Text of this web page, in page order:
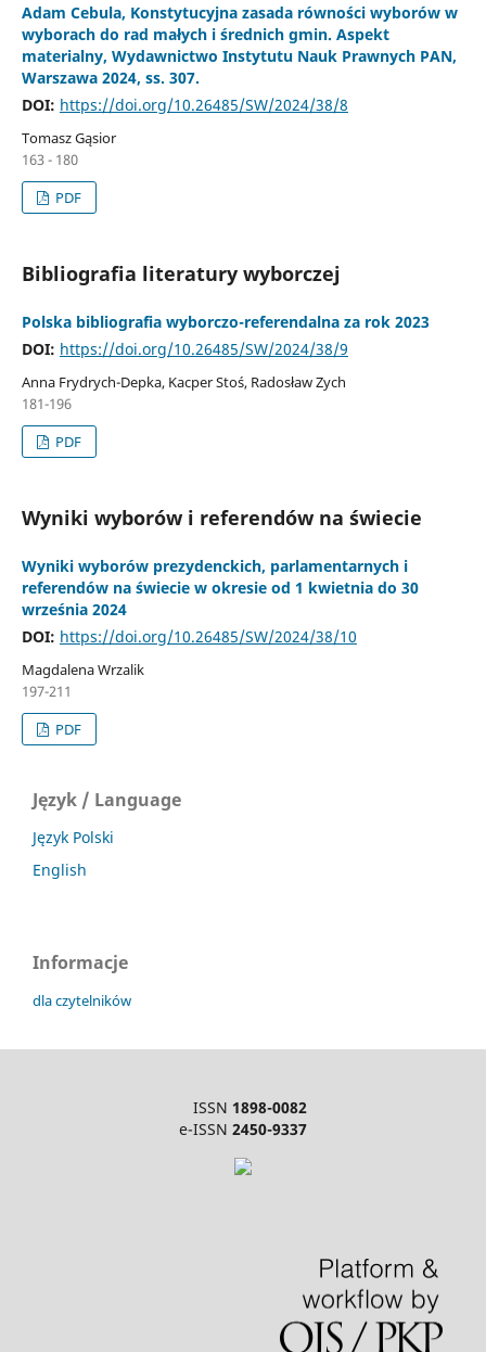
Adam Cebula, Konstytucyjna zasada równości wyborów w
wyborach do rad małych i średnich gmin. Aspekt
materialny, Wydawnictwo Instytutu Nauk Prawnych PAN,
Warszawa 2024, ss. 307.
DOI: https://doi.org/10.26485/SW/2024/38/8
Tomasz Gąsior
163 - 180
PDF
Bibliografia literatury wyborczej
Polska bibliografia wyborczo-referendalna za rok 2023
DOI: https://doi.org/10.26485/SW/2024/38/9
Anna Frydrych-Depka, Kacper Stoś, Radosław Zych
181-196
PDF
Wyniki wyborów i referendów na świecie
Wyniki wyborów prezydenckich, parlamentarnych i
referendów na świecie w okresie od 1 kwietnia do 30
września 2024
DOI: https://doi.org/10.26485/SW/2024/38/10
Magdalena Wrzalik
197-211
PDF
Język / Language
Język Polski
English
Informacje
dla czytelników
ISSN 1898-0082
e-ISSN 2450-9337